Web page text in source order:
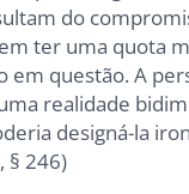
do
ter uma quota
em questão. A
realidade
designá-la
§ 246)